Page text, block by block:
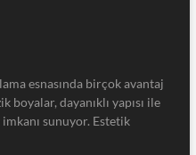
esnasında birçok avantaj
boyalar, dayanıklı yapısı ile
sunuyor. Estetik